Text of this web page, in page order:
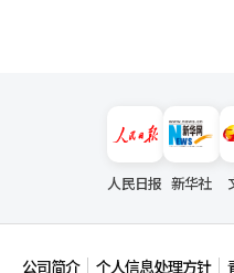
人民日报 新华社
公司简介 个人信息处理方针